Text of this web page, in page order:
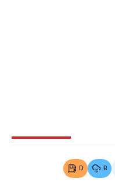
Image 1 sur 4
D B